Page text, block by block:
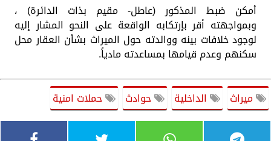
أمكن ضبط المذكور (عاطل- مقيم بذات الدائرة) ،
وبمواجهته أقر بإرتكابه الواقعة على النحو المشار إليه
لوجود خلافات بينه ووالدته حول الميراث بشأن العقار محل
سكنهم وعدم قيامها بمساعدته مادياً.
ميراث الداخلية حوادث حملات امنية